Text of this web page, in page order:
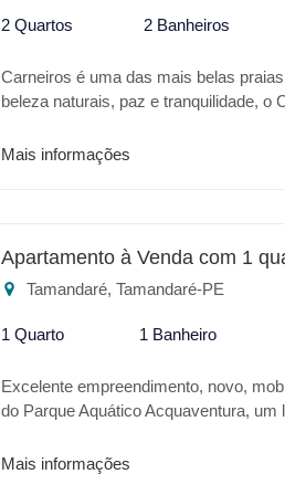
2 Quartos 2 Banheiros
Carneiros é uma das mais belas
beleza naturais, paz e tranquilidade,
todo conforto de um hotel, excelente
Restaurante * Playground * Quadra
Heliponto Para o seu lazer ou para
RESORT é o melhor lugar.
Mais informações
Apartamento à Venda com 1
Tamandaré, Tamandaré-PE
1 Quarto 1 Banheiro
Excelente empreendimento, novo,
do Parque Aquático Acquaventura,
Mais informações